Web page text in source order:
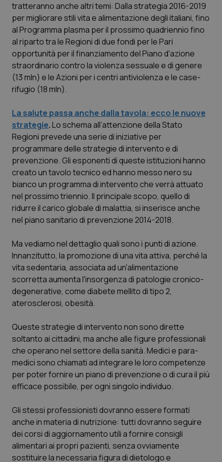
Studi e Analisi
Lettere al direttore
Edizioni Regionali
QS Pro
Professionisti Sanitari.AI
Abruzzo
Basilicata
Calabria
Campania
Emilia-Romagna
Friuli Venezia Giulia
Lazio
Lombardia
Marche
Molise
Piemonte
Provincia Autonoma di Bolzano
QS Pro Gold
Artrite & artrosi
Asma & BPCO
Car-T
Colesterolo & coronaropatie
Dermatite Atopica
Diabete & glucometri
Dolore
Donna & Salute
Epatiti
HIV
Infezioni & Febbre
QS Club Newsletter
tratteranno anche altri temi: Dalla strategia 2016-2019
per migliorare stili vita e alimentazione degli italiani, fino
al Programma plasma per il prossimo quadriennio fino
al riparto tra le Regioni di due fondi per le Pari
opportunità per il finanziamento del Piano d'azione
straordinario contro la violenza sessuale e di genere
(13 mln) e le Azioni per i centri antiviolenza e le case-
rifugio (18 mln).
La salute passa anche dalla tavola: ecco le nuove
strategie.Lo schema all’attenzione della Stato
Regioni prevede una serie di iniziative per
programmare delle strategie di intervento e di
prevenzione. Gli esponenti di queste istituzioni hanno
creato un tavolo tecnico ed hanno messo nero su
bianco un programma di intervento che verrà attuato
nel prossimo triennio. Il principale scopo, quello di
ridurre il carico globale di malattia, si inserisce anche
nel piano sanitario di prevenzione 2014-2018.
Ma vediamo nel dettaglio quali sono i punti di azione.
Innanzitutto, la promozione di una vita attiva, perché la
vita sedentaria, associata ad un'alimentazione
scorretta aumenta l'insorgenza di patologie cronico-
degenerative, come diabete mellito di tipo 2,
aterosclerosi, obesità.
Queste strategie di intervento non sono dirette
soltanto ai cittadini, ma anche alle figure professionali
che operano nel settore della sanità. Medici e para-
medici sono chiamati ad integrare le loro competenze
per poter fornire un piano di prevenzione o di cura il più
efficace possibile, per ogni singolo individuo.
Gli stessi professionisti dovranno essere formati
anche in materia di nutrizione: tutti dovranno seguire
dei corsi di aggiornamento utili a fornire consigli
alimentari ai propri pazienti, senza ovviamente
sostituire la necessaria figura di dietologo e